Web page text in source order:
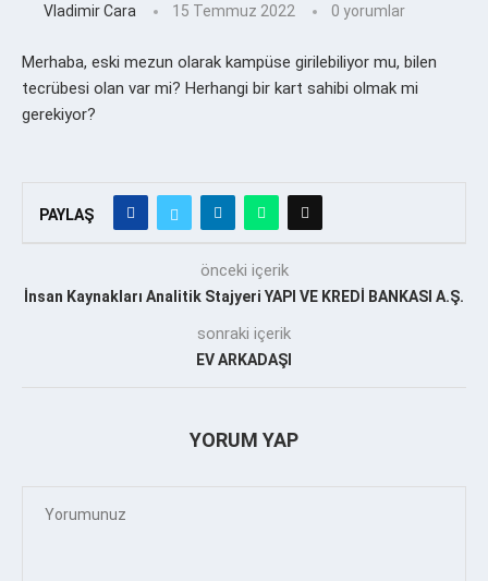
Vladimir Cara 15 Temmuz 2022 0 yorumlar
Merhaba, eski mezun olarak kampüse girilebiliyor mu, bilen
tecrübesi olan var mi? Herhangi bir kart sahibi olmak mi
gerekiyor?
PAYLAŞ
önceki içerik
İnsan Kaynakları Analitik Stajyeri YAPI VE KREDİ BANKASI A.Ş.
sonraki içerik
EV ARKADAŞI
YORUM YAP